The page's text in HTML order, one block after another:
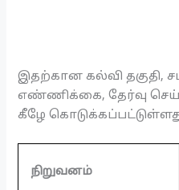
இதற்கான கல்வி தகுதி,
எண்ணிக்கை, தேர்வு
கீழே
நிறுவனம்